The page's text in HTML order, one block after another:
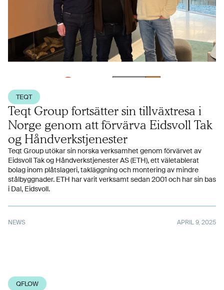
TEQT
Teqt Group fortsätter sin tillväxtresa i
Norge genom att förvärva Eidsvoll Tak
og Håndverkstjenester
Teqt Group utökar sin norska verksamhet genom förvärvet av
Eidsvoll Tak og Håndverkstjenester AS (ETH), ett väletablerat
bolag inom plåtslageri, takläggning och montering av mindre
stålbyggnader. ETH har varit verksamt sedan 2001 och har sin bas
i Dal, Eidsvoll.
NEWS APRIL 9, 2025
QFLOW